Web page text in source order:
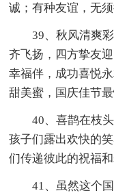
诚；有种友谊，无
39、秋风清爽
齐飞扬，四方挚友
幸福伴，成功喜悦
甜美蜜，国庆佳节最
40、喜鹊在枝
孩子们露出欢快的
们传递彼此的祝福
41、虽然这个